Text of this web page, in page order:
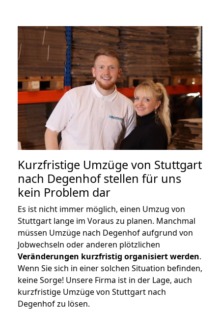
Kurzfristige Umzüge von Stuttgart
nach Degenhof stellen für uns
kein Problem dar
Es ist nicht immer möglich, einen Umzug von
Stuttgart lange im Voraus zu planen. Manchmal
müssen Umzüge nach Degenhof aufgrund von
Jobwechseln oder anderen plötzlichen
Veränderungen kurzfristig organisiert werden.
Wenn Sie sich in einer solchen Situation befinden,
keine Sorge! Unsere Firma ist in der Lage, auch
kurzfristige Umzüge von Stuttgart nach
Degenhof zu lösen.